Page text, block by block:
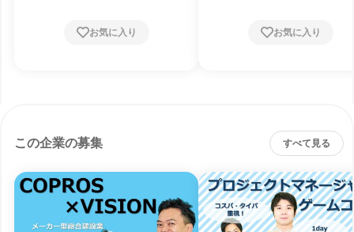
お気に入り お気に入り
この企業の募集 すべて見る